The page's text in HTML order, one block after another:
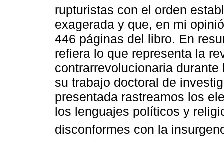
rupturistas con el orden
exagerada y que, en mi
446 páginas del libro. En
refiera lo que representa la
contrarrevolucionaria
su trabajo doctoral de
presentada rastreamos los
los lenguajes políticos y
disconformes con la